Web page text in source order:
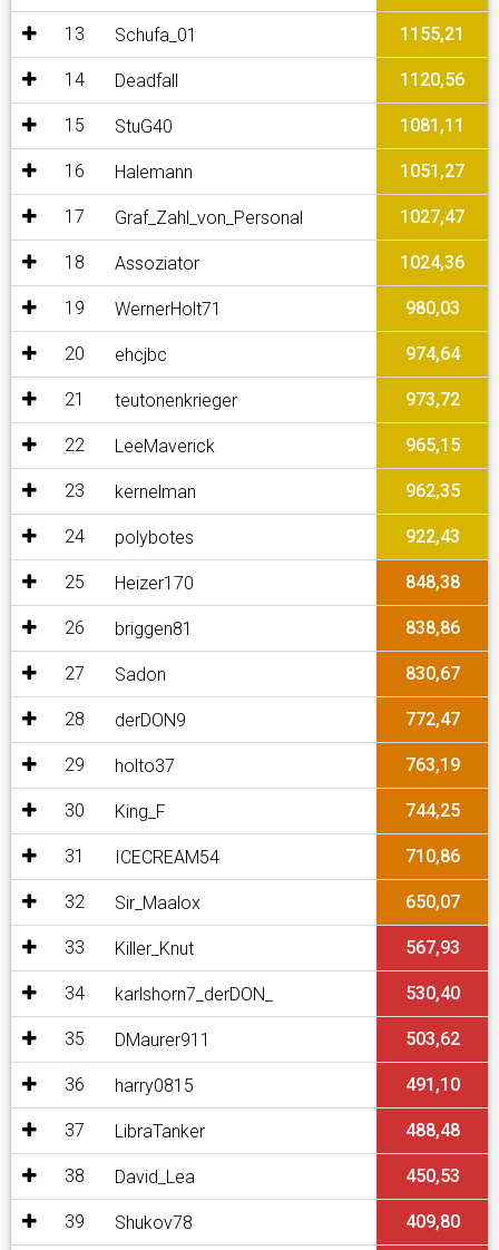
13 Schufa_01 1155,21
14 Deadfall 1120,56
15 StuG40 1081,11
16 Halemann 1051,27
17 Graf_Zahl_von_Personal 1027,47
18 Assoziator 1024,36
19 WernerHolt71 980,03
20 ehcjbc 974,64
21 teutonenkrieger 973,72
22 LeeMaverick 965,15
23 kernelman 962,35
24 polybotes 922,43
25 Heizer170 848,38
26 briggen81 838,86
27 Sadon 830,67
28 derDON9 772,47
29 holto37 763,19
30 King_F 744,25
31 ICECREAM54 710,86
32 Sir_Maalox 650,07
33 Killer_Knut 567,93
34 karlshorn7_derDON_ 530,40
35 DMaurer911 503,62
36 harry0815 491,10
37 LibraTanker 488,48
38 David_Lea 450,53
39 Shukov78 409,80